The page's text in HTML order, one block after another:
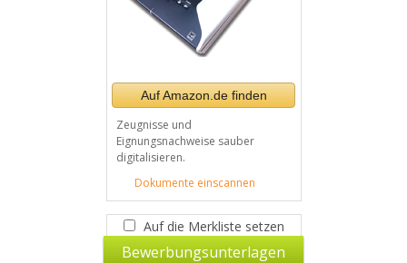
Auf Amazon.de finden
Zeugnisse und
Eignungsnachweise sauber
digitalisieren.
Dokumente einscannen
Auf die Merkliste setzen
Bewerbungsunterlagen